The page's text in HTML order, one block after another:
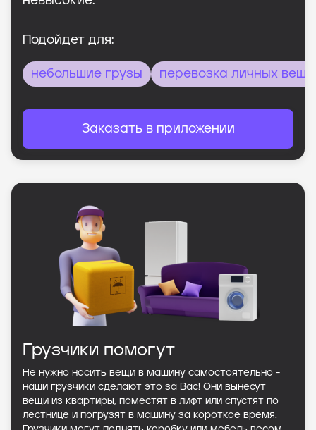
Подойдет для:
небольшие грузы перевозка личных
Заказать в приложении
Грузчики помогут
Не нужно носить вещи в машину самостоятельно -
наши грузчики сделают это за Вас! Они вынесут
вещи из квартиры, поместят в лифт или спустят по
лестнице и погрузят в машину за короткое время.